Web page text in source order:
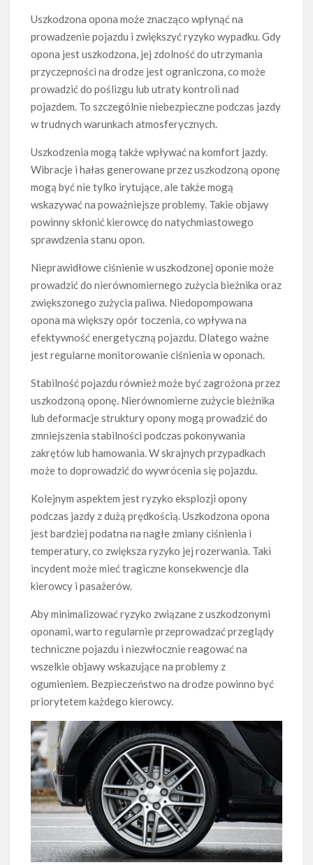
Uszkodzona opona może znacząco wpłynąć na
prowadzenie pojazdu i zwiększyć ryzyko wypadku. Gdy
opona jest uszkodzona, jej zdolność do utrzymania
przyczepności na drodze jest ograniczona, co może
prowadzić do poślizgu lub utraty kontroli nad
pojazdem. To szczególnie niebezpieczne podczas jazdy
w trudnych warunkach atmosferycznych.
Uszkodzenia mogą także wpływać na komfort jazdy.
Wibracje i hałas generowane przez uszkodzoną oponę
mogą być nie tylko irytujące, ale także mogą
wskazywać na poważniejsze problemy. Takie objawy
powinny skłonić kierowcę do natychmiastowego
sprawdzenia stanu opon.
Nieprawidłowe ciśnienie w uszkodzonej oponie może
prowadzić do nierównomiernego zużycia bieżnika oraz
zwiększonego zużycia paliwa. Niedopompowana
opona ma większy opór toczenia, co wpływa na
efektywność energetyczną pojazdu. Dlatego ważne
jest regularne monitorowanie ciśnienia w oponach.
Stabilność pojazdu również może być zagrożona przez
uszkodzoną oponę. Nierównomierne zużycie bieżnika
lub deformacje struktury opony mogą prowadzić do
zmniejszenia stabilności podczas pokonywania
zakrętów lub hamowania. W skrajnych przypadkach
może to doprowadzić do wywrócenia się pojazdu.
Kolejnym aspektem jest ryzyko eksplozji opony
podczas jazdy z dużą prędkością. Uszkodzona opona
jest bardziej podatna na nagłe zmiany ciśnienia i
temperatury, co zwiększa ryzyko jej rozerwania. Taki
incydent może mieć tragiczne konsekwencje dla
kierowcy i pasażerów.
Aby minimalizować ryzyko związane z uszkodzonymi
oponami, warto regularnie przeprowadzać przeglądy
techniczne pojazdu i niezwłocznie reagować na
wszelkie objawy wskazujące na problemy z
ogumieniem. Bezpieczeństwo na drodze powinno być
priorytetem każdego kierowcy.